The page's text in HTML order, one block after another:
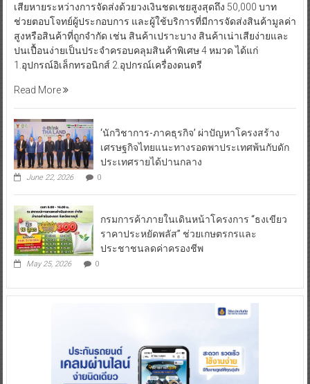
เสียหายระหว่างการจัดส่งด้วยวงเงินชดเชยสูงสุดถึง 50,000 บาท
ช่วยตอบโจทย์ผู้ประกอบการ และผู้ใช้บริการที่มีการจัดส่งสินค้ามูลค่า
สูงหรือสินค้าที่ถูกจำกัด เช่น สินค้าเปราะบาง สินค้าเน่าเสียง่ายและ
ปนเปื้อนง่ายเป็นประจำครอบคลุมสินค้าพิเศษ 4 หมวด ได้แก่
1.อุปกรณ์อิเล็กทรอนิกส์ 2.อุปกรณ์เครื่องดนตรี
Read More
‘นักวิชาการ-ภาคธุรกิจ’ ผ่าปัญหาโครงสร้าง
เศรษฐกิจไทยแนะทางรอดพาประเทศพ้นกับดัก
ประเทศรายได้ปานกลาง
June 22, 2026 0
กรมการค้าภายในเดินหน้าโครงการ “ธงเขียว
ราคาประหยัดพลัส” ช่วยเกษตรกรและ
ประชาชนลดค่าครองชีพ
May 25, 2026 0